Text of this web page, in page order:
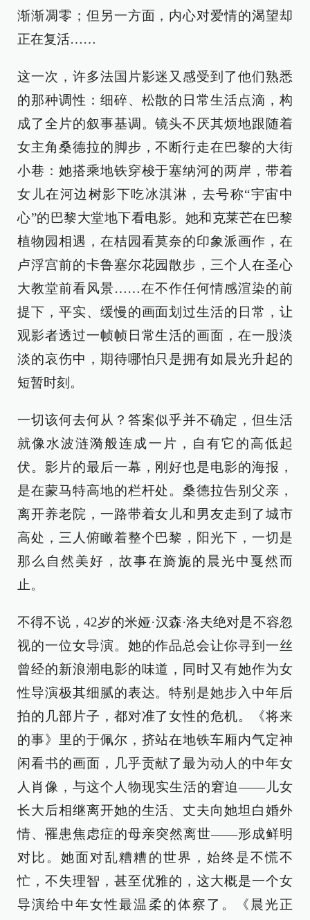
渐渐凋零；但另一方面，内心对爱情的渴望却
正在复活……
这一次，许多法国片影迷又感受到了他们熟悉
的那种调性：细碎、松散的日常生活点滴，构
成了全片的叙事基调。镜头不厌其烦地跟随着
女主角桑德拉的脚步，不断行走在巴黎的大街
小巷：她搭乘地铁穿梭于塞纳河的两岸，带着
女儿在河边树影下吃冰淇淋，去号称“宇宙中
心”的巴黎大堂地下看电影。她和克莱芒在巴黎
植物园相遇，在桔园看莫奈的印象派画作，在
卢浮宫前的卡鲁塞尔花园散步，三个人在圣心
大教堂前看风景……在不作任何情感渲染的前
提下，平实、缓慢的画面划过生活的日常，让
观影者透过一帧帧日常生活的画面，在一股淡
淡的哀伤中，期待哪怕只是拥有如晨光升起的
短暂时刻。
一切该何去何从？答案似乎并不确定，但生活
就像水波涟漪般连成一片，自有它的高低起
伏。影片的最后一幕，刚好也是电影的海报，
是在蒙马特高地的栏杆处。桑德拉告别父亲，
离开养老院，一路带着女儿和男友走到了城市
高处，三人俯瞰着整个巴黎，阳光下，一切是
那么自然美好，故事在旖旎的晨光中戛然而
止。
不得不说，42岁的米娅·汉森·洛夫绝对是不容忽
视的一位女导演。她的作品总会让你寻到一丝
曾经的新浪潮电影的味道，同时又有她作为女
性导演极其细腻的表达。特别是她步入中年后
拍的几部片子，都对准了女性的危机。《将来
的事》里的于佩尔，挤站在地铁车厢内气定神
闲看书的画面，几乎贡献了最为动人的中年女
人肖像，与这个人物现实生活的窘迫——儿女
长大后相继离开她的生活、丈夫向她坦白婚外
情、罹患焦虑症的母亲突然离世——形成鲜明
对比。她面对乱糟糟的世界，始终是不慌不
忙，不失理智，甚至优雅的，这大概是一个女
导演给中年女性最温柔的体察了。《晨光正